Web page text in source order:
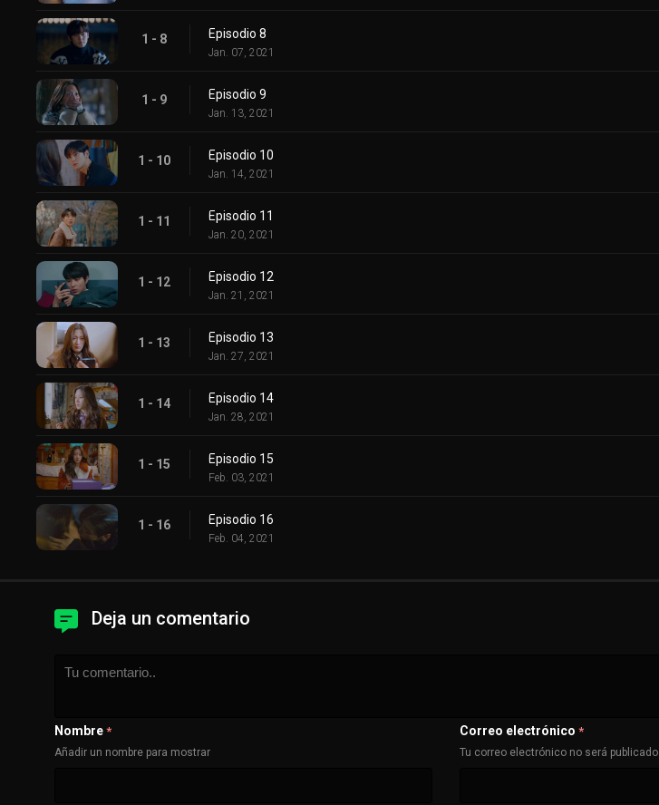
1 - 8 Episodio 8
Jan. 07, 2021
1 - 9 Episodio 9
Jan. 13, 2021
1 - 10 Episodio 10
Jan. 14, 2021
1 - 11 Episodio 11
Jan. 20, 2021
1 - 12 Episodio 12
Jan. 21, 2021
1 - 13 Episodio 13
Jan. 27, 2021
1 - 14 Episodio 14
Jan. 28, 2021
1 - 15 Episodio 15
Feb. 03, 2021
1 - 16 Episodio 16
Feb. 04, 2021
Deja un comentario
Nombre *
Añadir un nombre para mostrar
Correo electrónico *
Tu correo electrónico no será publicado